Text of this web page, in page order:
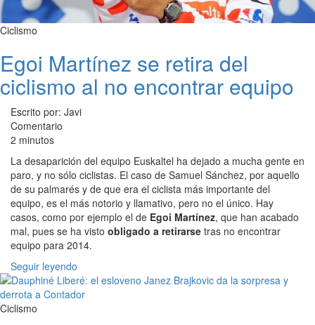
Ciclismo
Egoi Martínez se retira del
ciclismo al no encontrar equipo
Escrito por: Javi
Comentario
2 minutos
La desaparición del equipo Euskaltel ha dejado a mucha gente en
paro, y no sólo ciclistas. El caso de Samuel Sánchez, por aquello
de su palmarés y de que era el ciclista más importante del
equipo, es el más notorio y llamativo, pero no el único. Hay
casos, como por ejemplo el de Egoi Martínez, que han acabado
mal, pues se ha visto obligado a retirarse tras no encontrar
equipo para 2014.
Seguir leyendo
Ciclismo